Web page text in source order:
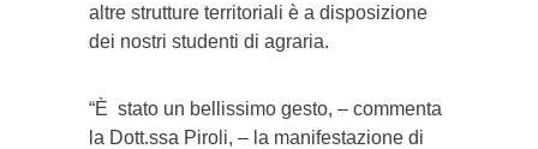
altre strutture territoriali è a disposizione
dei nostri studenti di agraria.
“È stato un bellissimo gesto, – commenta
la Dott.ssa Piroli, – la manifestazione di